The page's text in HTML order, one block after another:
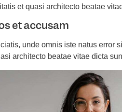
et quasi architecto beatae
et accusam
unde omnis iste natus error
architecto beatae vitae dicta